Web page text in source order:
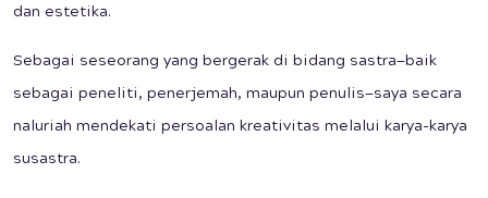
dan estetika.
Sebagai seseorang yang bergerak di bidang sastra—baik
sebagai peneliti, penerjemah, maupun penulis—saya secara
naluriah mendekati persoalan kreativitas melalui karya-karya
susastra.